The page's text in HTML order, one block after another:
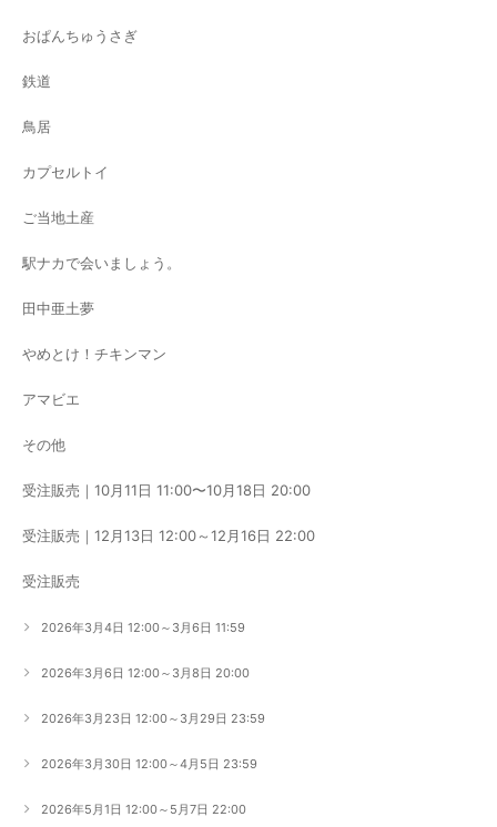
おぱんちゅうさぎ
鉄道
鳥居
カプセルトイ
ご当地土産
駅ナカで会いましょう。
田中亜土夢
やめとけ！チキンマン
アマビエ
その他
受注販売｜10月11日 11:00〜10月18日 20:00
受注販売｜12月13日 12:00～12月16日 22:00
受注販売
2026年3月4日 12:00～3月6日 11:59
2026年3月6日 12:00～3月8日 20:00
2026年3月23日 12:00～3月29日 23:59
2026年3月30日 12:00～4月5日 23:59
2026年5月1日 12:00～5月7日 22:00